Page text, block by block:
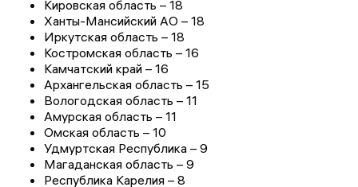
Кировская область – 18
Ханты-Мансийский АО – 18
Иркутская область – 18
Костромская область – 16
Камчатский край – 16
Архангельская область – 15
Вологодская область – 11
Амурская область – 11
Омская область – 10
Удмуртская Республика – 9
Магаданская область – 9
Республика Карелия – 8